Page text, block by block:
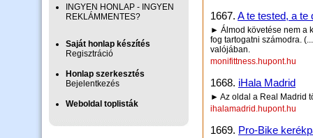
INGYEN HONLAP - INGYEN
REKLÁMMENTES?
Saját honlap készítés
Regisztráció
Honlap szerkesztés
Bejelentkezés
Weboldal toplisták
1667. A te tested, a te
► Álmod követése nem a
fog tartogatni számodra.
valójában.
monifittness.hupont.hu
1668. iHala Madrid
► Az oldal a Real Madrid
ihalamadrid.hupont.hu
1669. Pro-Bike